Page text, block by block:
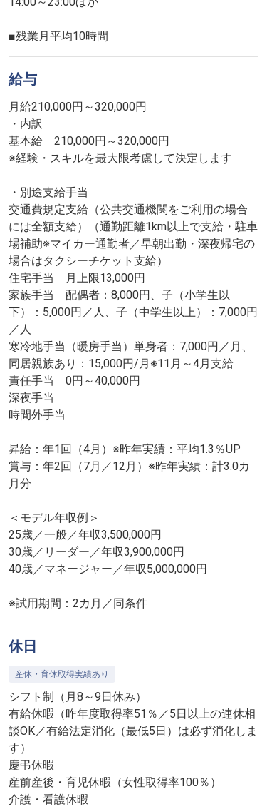
■残業月平均10時間
給与
月給210,000円～320,000円
・内訳
基本給 210,000円～320,000円
※経験・スキルを最大限考慮して決定します
・別途支給手当
交通費規定支給（公共交通機関をご利用の場合
には全額支給）（通勤距離1km以上で支給・駐車
場補助※マイカー通勤者／早朝出勤・深夜帰宅の
場合はタクシーチケット支給）
住宅手当 月上限13,000円
家族手当 配偶者：8,000円、子（小学生以
下）：5,000円／人、子（中学生以上）：7,000円
／人
寒冷地手当（暖房手当）単身者：7,000円／月、
同居親族あり：15,000円/月※11月～4月支給
責任手当 0円～40,000円
深夜手当
時間外手当
昇給：年1回（4月）※昨年実績：平均1.3％UP
賞与：年2回（7月／12月）※昨年実績：計3.0カ
月分
＜モデル年収例＞
25歳／一般／年収3,500,000円
30歳／リーダー／年収3,900,000円
40歳／マネージャー／年収5,000,000円
※試用期間：2カ月／同条件
休日
産休・育休取得実績あり
シフト制（月8～9日休み）
有給休暇（昨年度取得率51％／5日以上の連休相
談OK／有給法定消化（最低5日）は必ず消化しま
す）
慶弔休暇
産前産後・育児休暇（女性取得率100％）
介護・看護休暇